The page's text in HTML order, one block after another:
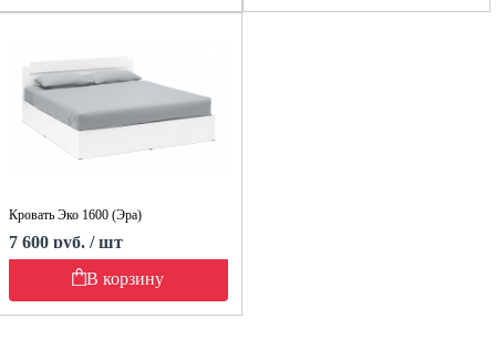
Кровать Эко 1600 (Эра)
7 600 руб. / шт
В корзину